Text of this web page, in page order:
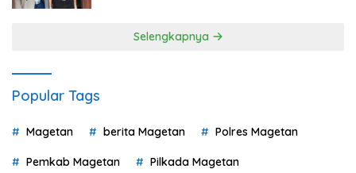
Selengkapnya
Popular Tags
Magetan berita Magetan Polres Magetan
Pemkab Magetan Pilkada Magetan